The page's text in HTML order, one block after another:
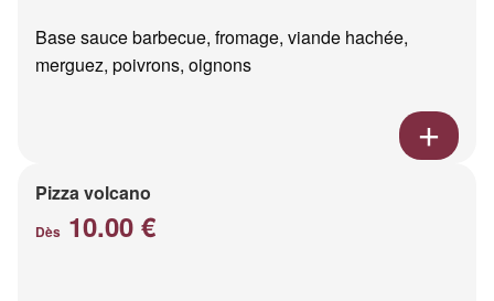
Base sauce barbecue, fromage, viande hachée,
merguez, poivrons, oignons
Pizza volcano
Dès 10.00 €